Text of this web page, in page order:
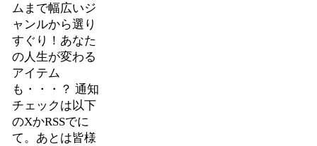
ムまで幅広いジ
ャンルから選り
すぐり！あなた
の人生が変わる
アイテム
も・・・？ 通知
チェックは以下
のXかRSSでに
て。あとは皆様